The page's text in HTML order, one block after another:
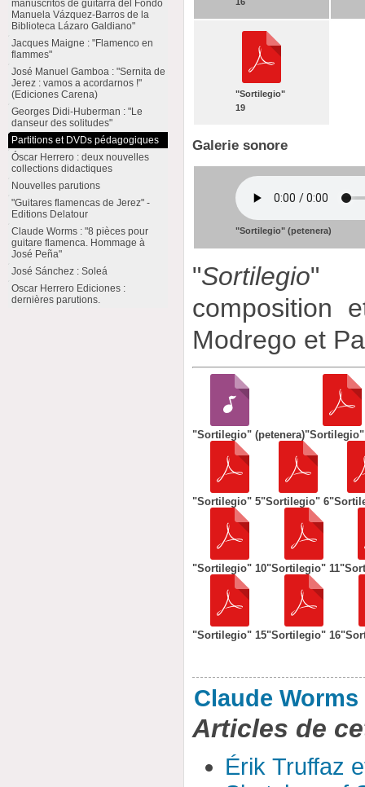
"Sortilegio"
19
Galerie sonore
"Sortilegio" (petenera)
"Sortilegio"
composition
Modrego et
"Sortilegio" (petenera)
"Sortilegio" 5"Sortilegio" 6
"Sortilegio" 10"Sortilegio" 11
"Sortilegio" 15"Sortilegio" 16
Claude Worms
Articles de
Érik Truffaz
manuscritos de guitarra del Fondo
Manuela Vázquez-Barros de la
Biblioteca Lázaro Galdiano"
Jacques Maigne : "Flamenco en
flammes"
José Manuel Gamboa : "Sernita de
Jerez : vamos a acordarnos !"
(Ediciones Carena)
Georges Didi-Huberman : "Le
danseur des solitudes"
Partitions et DVDs pédagogiques
Óscar Herrero : deux nouvelles
collections didactiques
Nouvelles parutions
"Guitares flamencas de Jerez" -
Editions Delatour
Claude Worms : "8 pièces pour
guitare flamenca. Hommage à
José Peña"
José Sánchez : Soleá
Oscar Herrero Ediciones :
dernières parutions.